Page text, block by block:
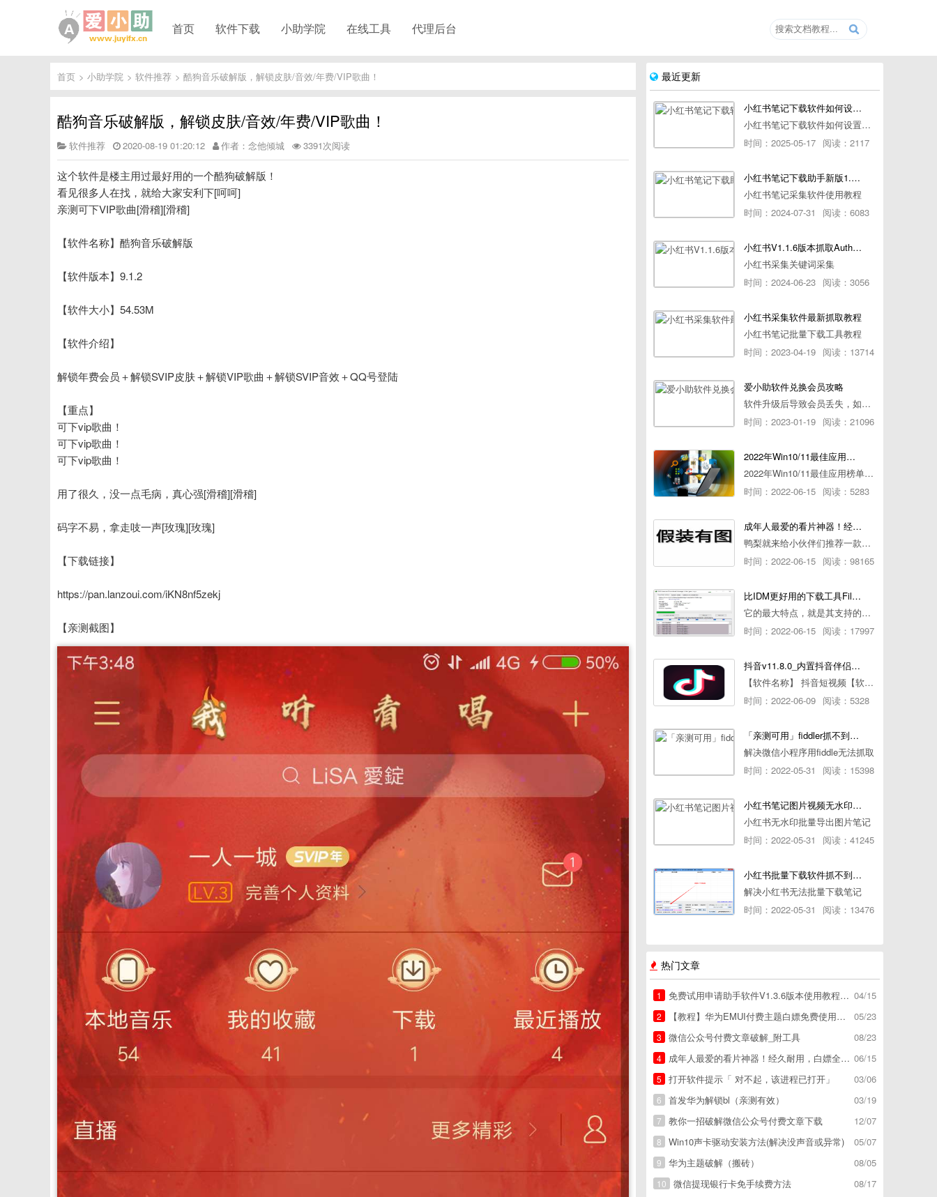
首页 软件下载 小助学院 在线工具 代理后台
首页 > 小助学院 > 软件推荐 > 酷狗音乐破解版，解锁皮肤/音效/年费/VIP歌曲！
酷狗音乐破解版，解锁皮肤/音效/年费/VIP歌曲！
软件推荐 2020-08-19 01:20:12 作者：念他倾城 3391次阅读
这个软件是楼主用过最好用的一个酷狗破解版！
看见很多人在找，就给大家安利下[呵呵]
亲测可下VIP歌曲[滑稽][滑稽]
【软件名称】酷狗音乐破解版
【软件版本】9.1.2
【软件大小】54.53M
【软件介绍】
解锁年费会员＋解锁SVIP皮肤＋解锁VIP歌曲＋解锁SVIP音效＋QQ号登陆
【重点】
可下vip歌曲！
可下vip歌曲！
可下vip歌曲！
用了很久，没一点毛病，真心强[滑稽][滑稽]
码字不易，拿走吱一声[玫瑰][玫瑰]
【下载链接】
https://pan.lanzoui.com/iKN8nf5zekj
【亲测截图】
最近更新
小红书笔记下载软件如何设置浏览器路径
小红书笔记下载软件如何设置浏览器路径
时间：2025-05-17 阅读：2117
小红书笔记下载助手新版1.1.7版本使用教程
小红书笔记采集软件使用教程
时间：2024-07-31
阅读：6083
小红书V1.1.6版本抓取AuthorId最新教程
小红书采集关键词采集
时间：2024-06-23 阅读：3056
小红书采集软件最新抓取教程
小红书笔记批量下载工具教程
时间：2023-04-19 阅读：13714
爱小助软件兑换会员攻略
软件升级后导致会员丢失，如何快速兑换会员详细攻略
时间：2023-01-19 阅读：21096
2022年Win10/11最佳应用榜单出炉！ 你都用过几个？
2022年Win10/11最佳应用榜单出炉！ 你都用过几个？
时间：2022-06-15 阅读：5283
成年人最爱的看片神器！经久耐用-白嫖全网资源
鸭梨就来给小伙伴们推荐一款经久耐用的良心播放器，资源齐全无广告，可以放心使用~
时间：2022-06-15 阅读：98165
比IDM更好用的下载工具File Centipede文件蜈蚣-秒杀迅雷-直接飞起！
它的最大特点，就是其支持的下载协议几乎是市面上最全面的，包括HTTP/FTP、BT种子、磁力链接，m3u8流任务（AES-128解密）。
时间：2022-06-15 阅读：17997
抖音v11.8.0_内置抖音伴侣/视频去水印
【软件名称】 抖音短视频【软件版本】 11.8.0【软件大小】 83.74M【是否Root】不需要【测试机型】PCML10 [oppo Reno Ace]【文字介绍】 抖音短视频app是一款很有意思娱
时间：2022-06-09 阅读：5328
「亲测可用」fiddler抓不到pc端微信小程序包解决方案
解决微信小程序用fiddle无法抓取
时间：2022-05-31
阅读：15398
小红书笔记图片视频无水印批量下载软件使用教程
小红书无水印批量导出图片笔记
时间：2022-05-31
阅读：41245
小红书批量下载软件抓不到authorId如何解决
解决小红书无法批量下载笔记
时间：2022-05-31
阅读：13476
热门文章
04/15
1
免费试用申请助手软件V1.3.6版本使用教程，免费领空调冰箱，附下载地址
05/23
2
【教程】华为EMUI付费主题白嫖免费使用方法。
08/23
3
微信公众号付费文章破解_附工具
06/15
4
成年人最爱的看片神器！经久耐用，白嫖全网资源
03/06
5
打开软件提示「 对不起，该进程已打开」
03/19
6
首发华为解锁bl（亲测有效）
12/07
7
教你一招破解微信公众号付费文章下载
05/07
8
Win10声卡驱动安装方法(解决没声音或异常)
08/05
9
华为主题破解（搬砖）
08/17
10
微信提现银行卡免手续费方法